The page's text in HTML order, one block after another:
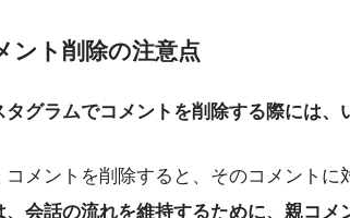
ント削除の注意点
タグラムでコメントを削除する際には、
コメントを削除すると、そのコメントに
、会話の流れを維持するために、親コ